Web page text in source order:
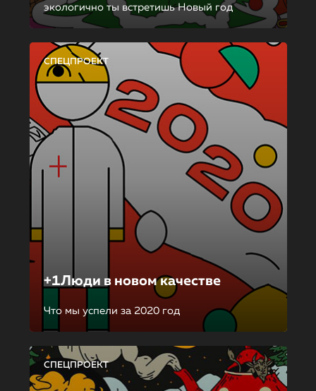
экологично ты встретишь Новый год
СПЕЦПРОЕКТ
+1Люди в новом качестве
Что мы успели за 2020 год
СПЕЦПРОЕКТ